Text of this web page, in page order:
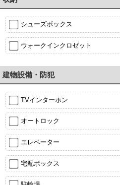
シューズボックス
ウォークインクロゼット
建物設備・防犯
TVインターホン
オートロック
エレベーター
宅配ボックス